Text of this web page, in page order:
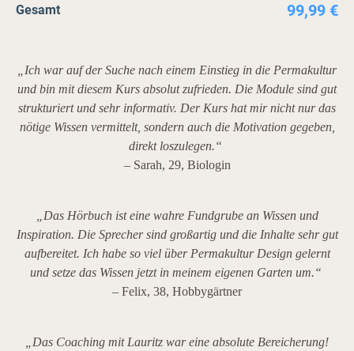
Gesamt 99,99 €
„Ich war auf der Suche nach einem Einstieg in die Permakultur
und bin mit diesem Kurs absolut zufrieden. Die Module sind gut
strukturiert und sehr informativ. Der Kurs hat mir nicht nur das
nötige Wissen vermittelt, sondern auch die Motivation gegeben,
direkt loszulegen.“
– Sarah, 29, Biologin
„Das Hörbuch ist eine wahre Fundgrube an Wissen und
Inspiration. Die Sprecher sind großartig und die Inhalte sehr gut
aufbereitet. Ich habe so viel über Permakultur Design gelernt
und setze das Wissen jetzt in meinem eigenen Garten um.“
– Felix, 38, Hobbygärtner
„Das Coaching mit Lauritz war eine absolute Bereicherung!